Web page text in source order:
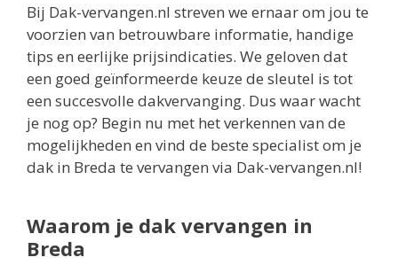
Bij Dak-vervangen.nl streven we ernaar om jou te
voorzien van betrouwbare informatie, handige
tips en eerlijke prijsindicaties. We geloven dat
een goed geïnformeerde keuze de sleutel is tot
een succesvolle dakvervanging. Dus waar wacht
je nog op? Begin nu met het verkennen van de
mogelijkheden en vind de beste specialist om je
dak in Breda te vervangen via Dak-vervangen.nl!
Waarom je dak vervangen in
Breda